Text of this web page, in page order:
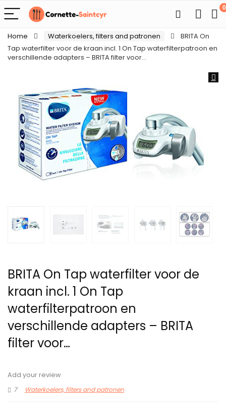
0
Home Waterkoelers, filters and patronen
BRITA On
Tap waterfilter voor de kraan incl. 1 On Tap waterfilterpatroon en
verschillende adapters – BRITA filter voor…
BRITA On Tap waterfilter voor de
kraan incl. 1 On Tap
waterfilterpatroon en
verschillende adapters – BRITA
filter voor…
Add your review
7
Waterkoelers, filters and patronen